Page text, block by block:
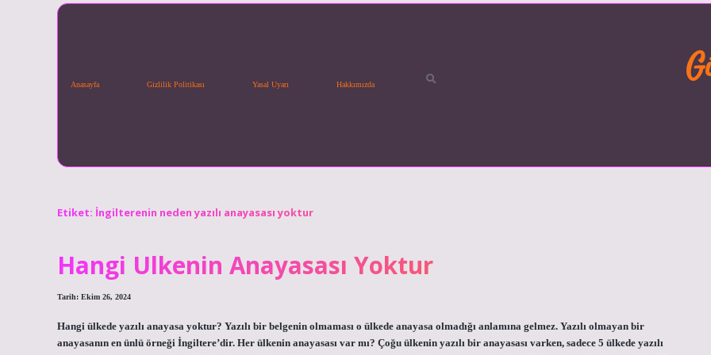
Anasayfa Gizlilik Politikası Yasal Uyarı Hakkımızda
Etiket: İngilterenin neden yazılı anayasası yoktur
Hangi Ulkenin Anayasası Yoktur
Tarih: Ekim 26, 2024
Hangi ülkede yazılı anayasa yoktur? Yazılı bir belgenin olmaması o ülkede anayasa olmadığı anlamına gelmez. Yazılı olmayan bir
anayasanın en ünlü örneği İngiltere’dir. Her ülkenin anayasası var mı? Çoğu ülkenin yazılı bir anayasası varken, sadece 5 ülkede yazılı